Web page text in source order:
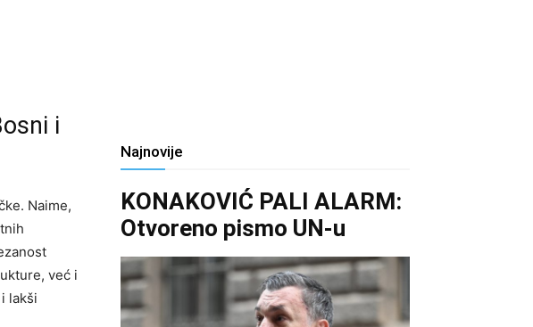
i
Naime,
već i
lakši
Najnovije
KONAKOVIĆ PALI ALARM:
Otvoreno pismo UN-u